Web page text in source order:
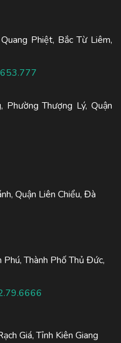
Phiệt, Bắc Từ Liêm,
Thượng Lý, Quận
Quận Liên Chiểu, Đà
Thành Phố Thủ Đức,
Giá, Tỉnh Kiên Giang